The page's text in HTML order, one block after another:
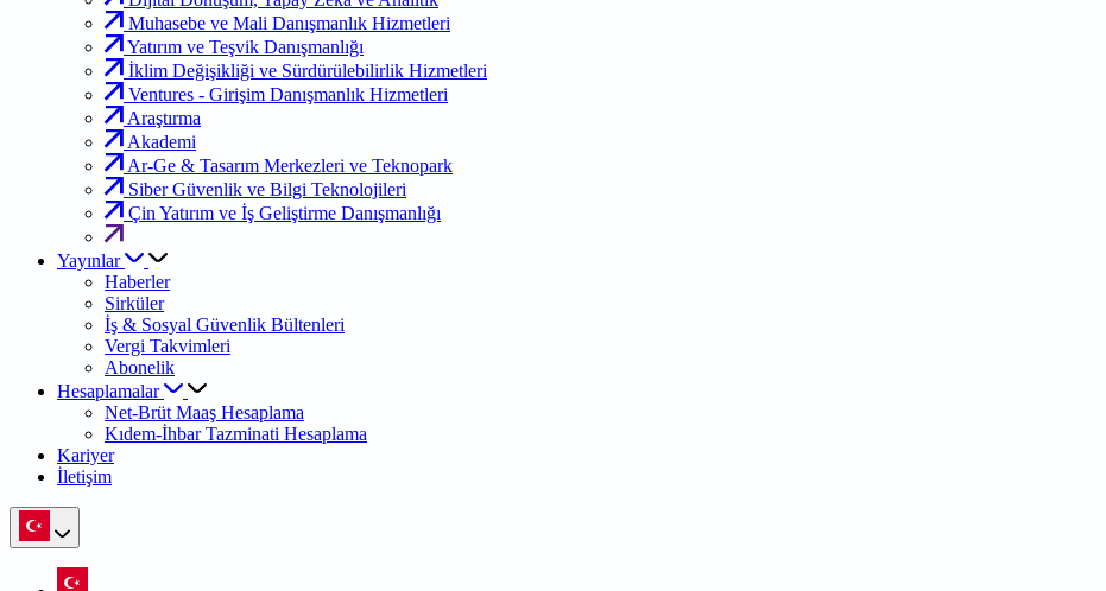
Muhasebe ve Mali Danışmanlık Hizmetleri
Yatırım ve Teşvik Danışmanlığı
İklim Değişikliği ve Sürdürülebilirlik Hizmetleri
Ventures - Girişim Danışmanlık Hizmetleri
Araştırma
Akademi
Ar-Ge & Tasarım Merkezleri ve Teknopark
Siber Güvenlik ve Bilgi Teknolojileri
Çin Yatırım ve İş Geliştirme Danışmanlığı
Yayınlar
Haberler
Sirküler
İş & Sosyal Güvenlik Bültenleri
Vergi Takvimleri
Abonelik
Hesaplamalar
Net-Brüt Maaş Hesaplama
Kıdem-İhbar Tazminati Hesaplama
Kariyer
İletişim